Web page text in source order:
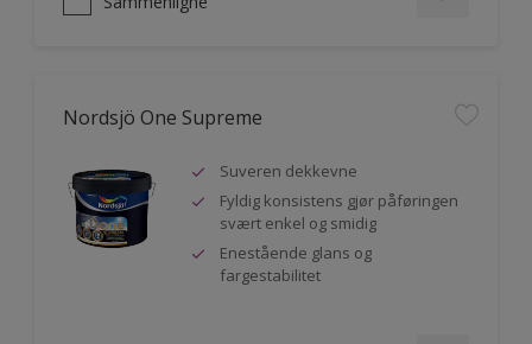
Nordsjö One Supreme
Suveren dekkevne
Fyldig konsistens gjør påføringen
svært enkel og smidig
Enestående glans og
fargestabilitet